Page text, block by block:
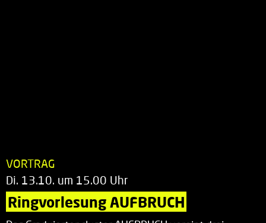
VORTRAG
Di. 13.10. um 15.00 Uhr
Ringvorlesung AUFBRUCH